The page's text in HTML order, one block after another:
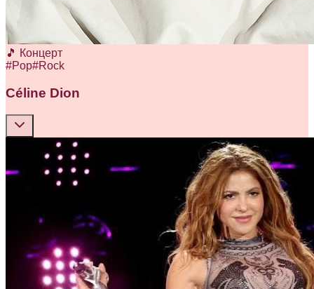
🎵 Концерт
#Pop#Rock
Céline Dion